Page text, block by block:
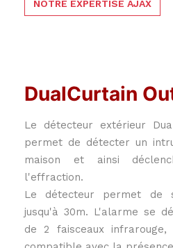
NOTRE EXPERTISE AJAX
DualCurtain
Le détecteur extérieur
permet de détecter un
maison et ainsi
l'effraction.
Le détecteur permet de
jusqu'à 30m. L'alarme se
de 2 faisceaux